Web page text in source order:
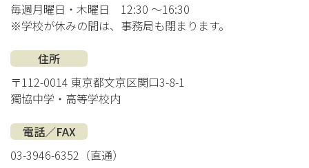
毎週月曜日・木曜日 12:30 ～16:30
※学校が休みの間は、事務局も閉まります。
住所
〒112-0014 東京都文京区関口3-8-1
獨協中学・高等学校内
電話／FAX
03-3946-6352（直通）